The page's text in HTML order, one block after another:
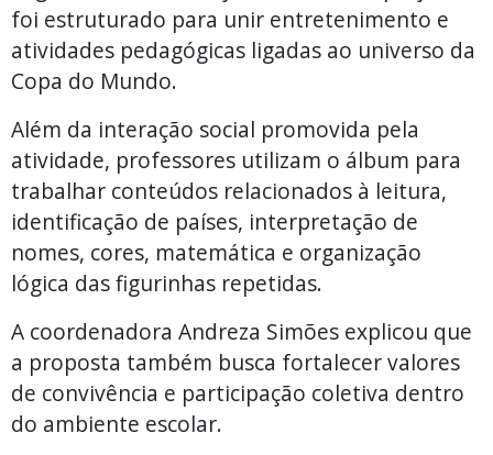
foi estruturado para unir entretenimento e
atividades pedagógicas ligadas ao universo da
Copa do Mundo.
Além da interação social promovida pela
atividade, professores utilizam o álbum para
trabalhar conteúdos relacionados à leitura,
identificação de países, interpretação de
nomes, cores, matemática e organização
lógica das figurinhas repetidas.
A coordenadora Andreza Simões explicou que
a proposta também busca fortalecer valores
de convivência e participação coletiva dentro
do ambiente escolar.